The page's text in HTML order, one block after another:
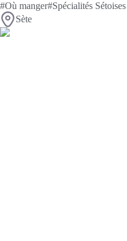
#Où manger#Spécialités Sétoises
Sète